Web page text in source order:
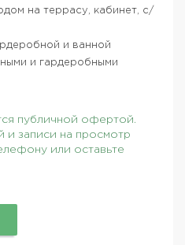
на террасу, кабинет, с/
и ванной
и гардеробными
публичной офертой.
и записи на просмотр
или оставьте